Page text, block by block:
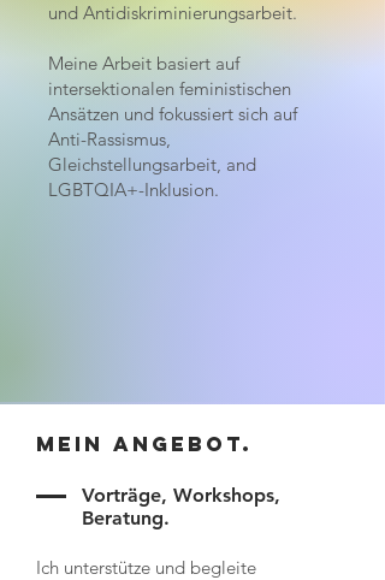
und Antidiskriminierungsarbeit.
Meine Arbeit basiert auf
intersektionalen feministischen
Ansätzen und fokussiert sich auf
Anti-Rassismus,
Gleichstellungsarbeit, and
LGBTQIA+-Inklusion.
Mein Angebot.
Vorträge, Workshops,
Beratung.
Ich unterstütze und begleite